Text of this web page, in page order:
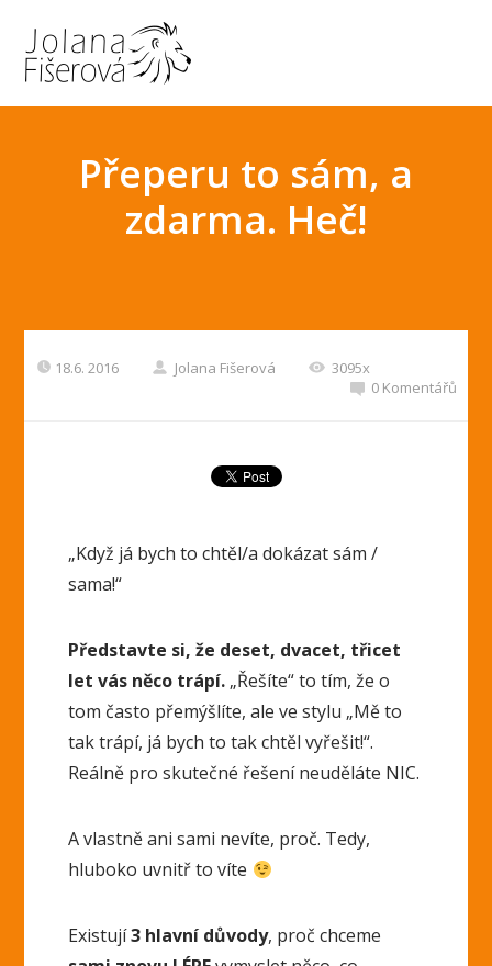
Přeperu to sám, a
zdarma. Heč!
18.6. 2016 Jolana Fišerová
3095x
0 Komentářů
„Když já bych to chtěl/a dokázat sám /
sama!“
Představte si, že deset, dvacet, třicet
let vás něco trápí. „Řešíte“ to tím, že o
tom často přemýšlíte, ale ve stylu „Mě to
tak trápí, já bych to tak chtěl vyřešit!“.
Reálně pro skutečné řešení neuděláte NIC.
A vlastně ani sami nevíte, proč. Tedy,
hluboko uvnitř to víte
Existují3 hlavní důvody, proč chceme